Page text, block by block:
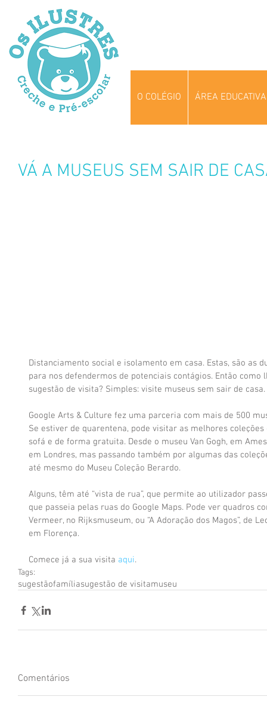
O COLÉGIO ÁREA EDUCATIVA
VÁ A MUSEUS SEM SAIR DE
Distanciamento social e isolamento em casa. Estas, são as
para nos defendermos de potenciais contágios. Então
sugestão de visita? Simples: visite museus sem sair de casa.
Google Arts & Culture fez uma parceria com mais de 500
Se estiver de quarentena, pode visitar as melhores
sofá e de forma gratuita. Desde o museu Van Gogh, em
em Londres, mas passando também por algumas das
até mesmo do Museu Coleção Berardo.
Alguns, têm até “vista de rua”, que permite ao utilizador
que passeia pelas ruas do Google Maps. Pode ver quadros
Vermeer, no Rijksmuseum, ou “A Adoração dos Magos”, de
em Florença.
Comece já a sua visita aqui.
Tags:
sugestãofamíliasugestão de visitamuseu
Comentários